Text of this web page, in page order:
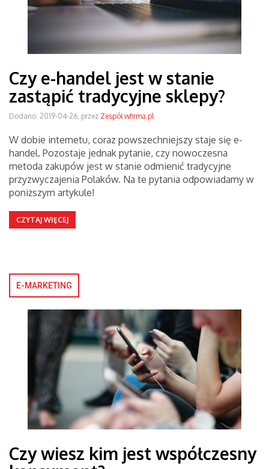
Czy e-handel jest w stanie
zastąpić tradycyjne sklepy?
Dodano: 2019-04-26, przez Zespół wfirma.pl
W dobie internetu, coraz powszechniejszy staje się e-
handel. Pozostaje jednak pytanie, czy nowoczesna
metoda zakupów jest w stanie odmienić tradycyjne
przyzwyczajenia Polaków. Na te pytania odpowiadamy w
poniższym artykule!
CZYTAJ WIĘCEJ
E-MARKETING
Czy wiesz kim jest współczesny